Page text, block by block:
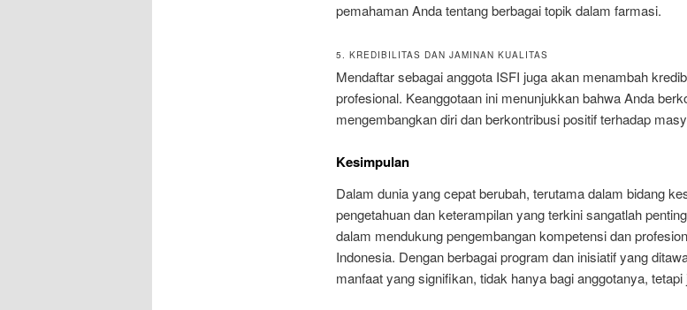
pemahaman Anda tentang berbagai topik dalam farmasi.
5. KREDIBILITAS DAN JAMINAN KUALITAS
Mendaftar sebagai anggota ISFI juga akan menambah
profesional. Keanggotaan ini menunjukkan bahwa Anda
mengembangkan diri dan berkontribusi positif terhadap
Kesimpulan
Dalam dunia yang cepat berubah, terutama dalam bidang
pengetahuan dan keterampilan yang terkini sangatlah
dalam mendukung pengembangan kompetensi dan
Indonesia. Dengan berbagai program dan inisiatif yang
manfaat yang signifikan, tidak hanya bagi anggotanya,